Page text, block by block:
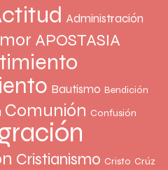
Administración
APOSTASIA
Bautismo Bendición
Comunión Confusión
Cristianismo Cristo Crúz